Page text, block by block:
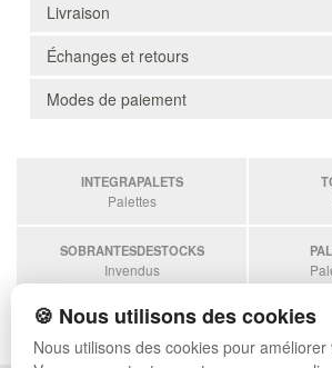
Livraison
Échanges et retours
Modes de paiement
INTEGRAPALETS
Palettes
SOBRANTESDESTOCKS
Invendus
ESTANTERIASKIT
Estanterias
🍪 Nous utilisons des cookies
Nous utilisons des cookies pour